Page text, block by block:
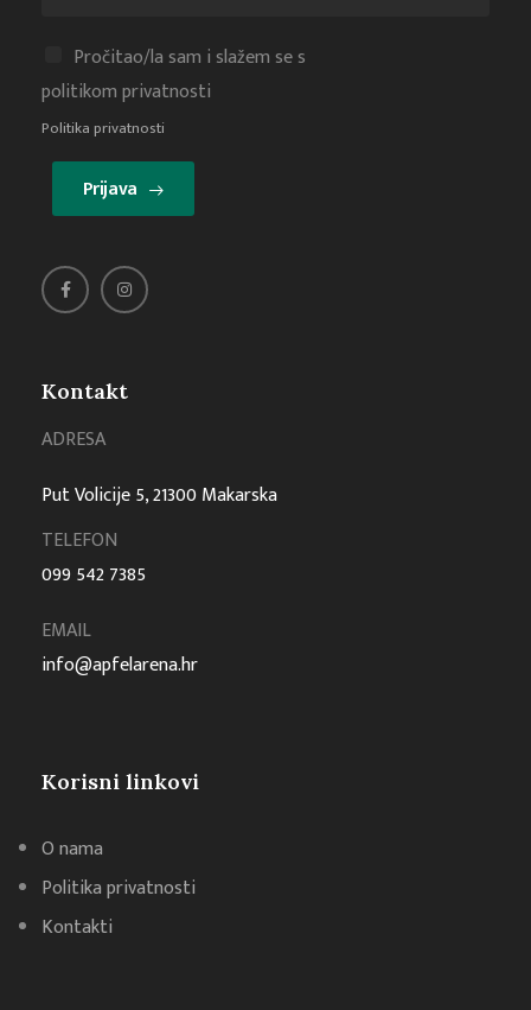
Kontakt
ADRESA
Put Volicije 5, 21300 Makarska
TELEFON
099 542 7385
EMAIL
info@apfelarena.hr
Korisni linkovi
O nama
Politika privatnosti
Kontakti
Pročitao/la sam i slažem se s
politikom privatnosti
Politika privatnosti
Prijava